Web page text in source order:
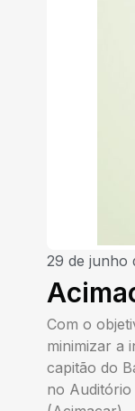
29 de junho
Com o
minimizar a
capitão do
no Auditório